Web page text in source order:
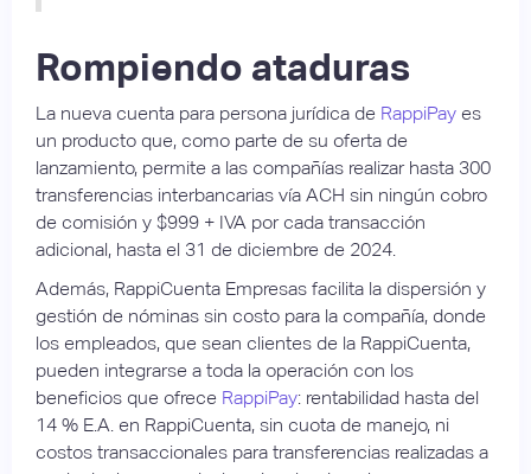
Rompiendo ataduras
La nueva cuenta para persona jurídica de RappiPay es
un producto que, como parte de su oferta de
lanzamiento, permite a las compañías realizar hasta 300
transferencias interbancarias vía ACH sin ningún cobro
de comisión y $999 + IVA por cada transacción
adicional, hasta el 31 de diciembre de 2024.
Además, RappiCuenta Empresas facilita la dispersión y
gestión de nóminas sin costo para la compañía, donde
los empleados, que sean clientes de la RappiCuenta,
pueden integrarse a toda la operación con los
beneficios que ofrece RappiPay: rentabilidad hasta del
14 % E.A. en RappiCuenta, sin cuota de manejo, ni
costos transaccionales para transferencias realizadas a